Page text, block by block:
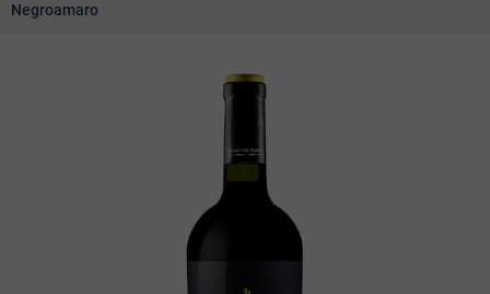
Negroamaro